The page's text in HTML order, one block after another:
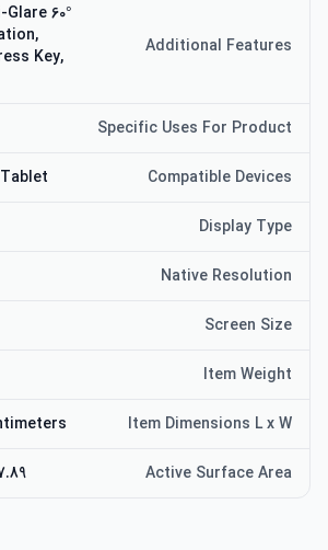
Additional Features
Glare
Key,
Specific Uses For Product
Compatible Devices
Display Type
Native Resolution
Screen Size
Item Weight
Item Dimensions L x W
Active Surface Area
inches